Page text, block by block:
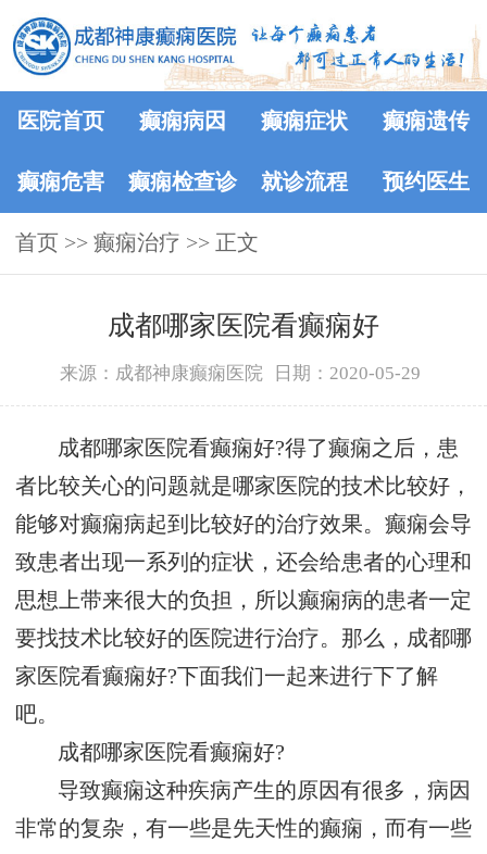
医院首页 癫痫病因 癫痫症状 癫痫遗传
癫痫危害 癫痫检查诊
断
就诊流程 预约医生
首页 >> 癫痫治疗 >> 正文
成都哪家医院看癫痫好
来源：成都神康癫痫医院 日期：2020-05-29
成都哪家医院看癫痫好?得了癫痫之后，患
者比较关心的问题就是哪家医院的技术比较好，
能够对癫痫病起到比较好的治疗效果。癫痫会导
致患者出现一系列的症状，还会给患者的心理和
思想上带来很大的负担，所以癫痫病的患者一定
要找技术比较好的医院进行治疗。那么，成都哪
家医院看癫痫好?下面我们一起来进行下了解
吧。
成都哪家医院看癫痫好?
导致癫痫这种疾病产生的原因有很多，病因
非常的复杂，有一些是先天性的癫痫，而有一些